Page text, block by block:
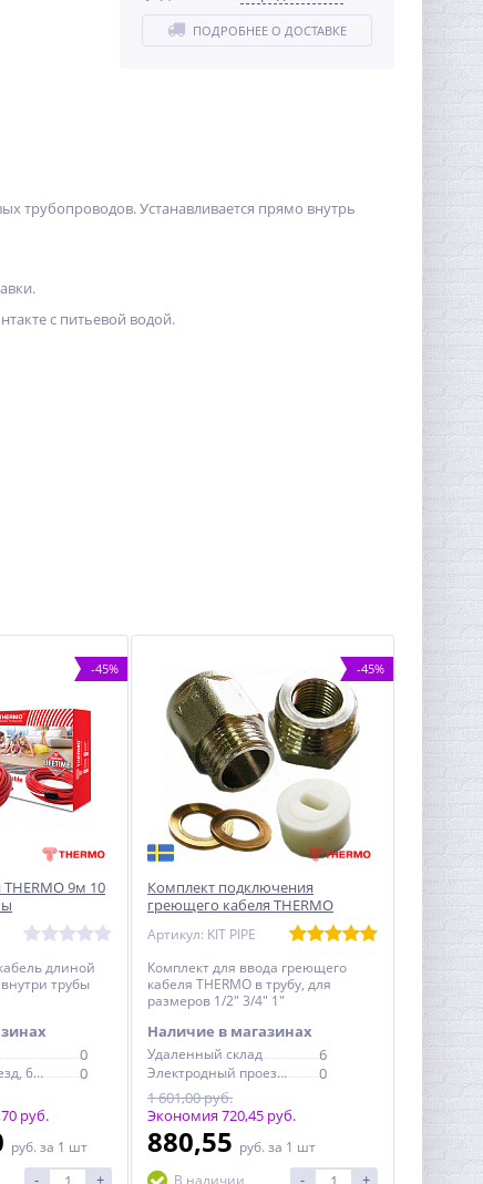
ПОДРОБНЕЕ О ДОСТАВКЕ
трубопроводов. Устанавливается прямо внутрь
с питьевой водой.
-45%
9м 10
длиной
трубы
0
Электродный проезд, 6с1
0
руб.
руб. за 1 шт
- +
-45%
Комплект подключения
греющего кабеля THERMO
Артикул: KIT PIPE
Комплект для ввода греющего
кабеля THERMO в трубу, для
размеров 1/2" 3/4" 1"
Наличие в магазинах
Удаленный склад 6
Электродный проезд, 6с1
0
1 601,00 руб.
Экономия 720,45 руб.
880,55 руб. за 1 шт
В наличии
- +